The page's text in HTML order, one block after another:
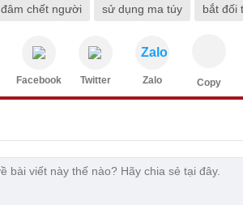
đâm chết người sử dụng ma túy bắt đối
Facebook Twitter
Zalo
Zalo Copy